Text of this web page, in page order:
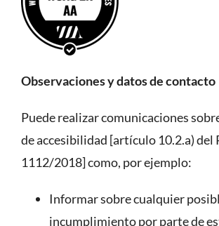
Observaciones y datos de contacto
Puede realizar comunicaciones
de accesibilidad [artículo 10.2.a) del
1112/2018] como, por ejemplo:
Informar sobre cualquier
incumplimiento por parte de